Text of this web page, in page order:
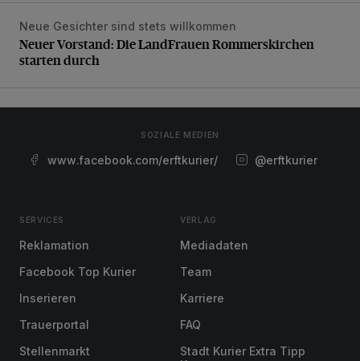
Neuer Vorstand: Die LandFrauen Rommerskirchen starten
Neue Gesichter sind stets willkommen
Neuer Vorstand: Die LandFrauen Rommerskirchen
starten durch
SOZIALE MEDIEN
www.facebook.com/erftkurier/ @erftkurier
SERVICES
Reklamation
Facebook Top Kurier
Inserieren
Trauerportal
Stellenmarkt
VERLAG
Mediadaten
Team
Karriere
FAQ
Stadt Kurier Extra Tipp